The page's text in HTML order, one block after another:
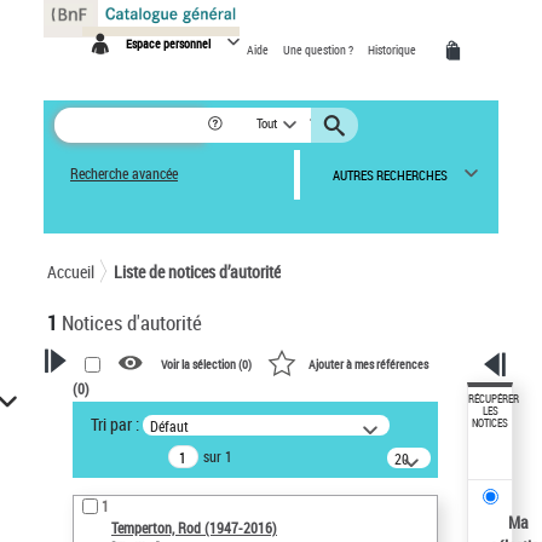
Espace personnel Aide Une question ? Historique
Tout
Recherche avancée AUTRES RECHERCHES
Accueil Liste de notices d’autorité
1 Notices d'autorité
VOTRE RECHERCHE
Recherche avancée dans les
notices d’autorité
Œuvres liées à l'auteur :
Temperton, Rod (1947-2016)
Voir la sélection (0) Ajouter à mes références
(0)
Tri par : Défaut
sur 1
20
résultats/page
1
Temperton, Rod (1947-2016)
RÉCUPÉRER
LES
NOTICES
Ma
Panneau de gestion des cookies